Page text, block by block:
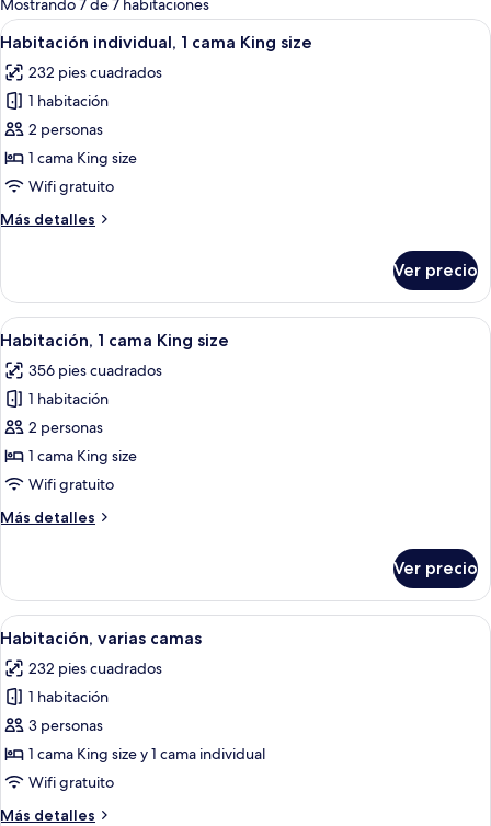
las
habitaciones
Mostrando 7 de 7 habitaciones
Abrir
todas
las
fotos
de
Habitación
individual,
cama
Un dormitorio con una cama, un
11
Habitación individual, 1 cama King size
232 pies cuadrados
1 habitación
2 personas
1 cama King size
Wifi gratuito
Más detalles
Más
individual,
cama
size
Ver precio
Abrir
todas
las
fotos
de
Habitación,
1
King
Una habitación de hotel moderna
5
Habitación, 1 cama King size
356 pies cuadrados
1 habitación
2 personas
1 cama King size
Wifi gratuito
Más detalles
Más
1
cama
King
Ver precio
Abrir
todas
las
fotos
de
Habitación,
varias
Caja de seguridad en la habitación
7
Habitación, varias camas
232 pies cuadrados
1 habitación
3 personas
1 cama King size y 1 cama individual
Wifi gratuito
Más detalles
Más